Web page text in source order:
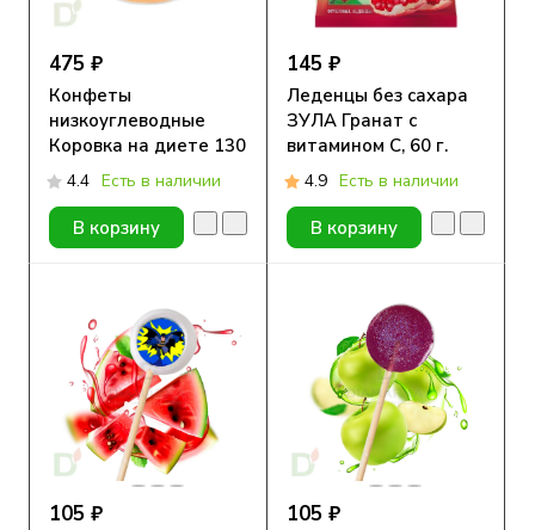
475 ₽
Конфеты
низкоуглеводные
Коровка на диете 130
гр 4.4 Есть в наличии
В корзину
145 ₽
Леденцы без сахара
ЗУЛА Гранат с
витамином С, 60 г.
4.9 Есть в наличии
В корзину
105 ₽ 105 ₽